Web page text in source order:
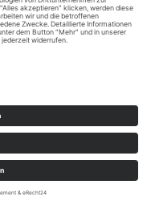
Die Penner
Polizei braucht
Sie sollen
wechseln aus den
produktiven